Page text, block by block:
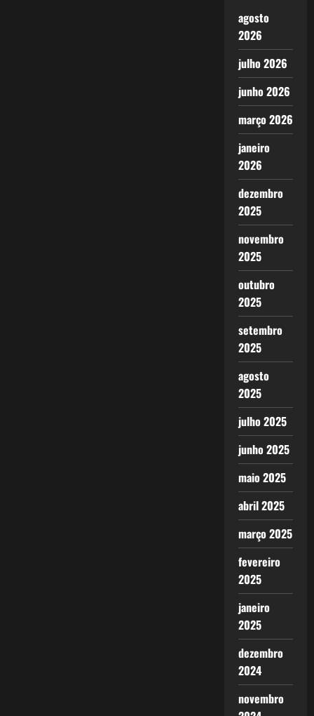
agosto
2026
julho 2026
junho 2026
março 2026
janeiro
2026
dezembro
2025
novembro
2025
outubro
2025
setembro
2025
agosto
2025
julho 2025
junho 2025
maio 2025
abril 2025
março 2025
fevereiro
2025
janeiro
2025
dezembro
2024
novembro